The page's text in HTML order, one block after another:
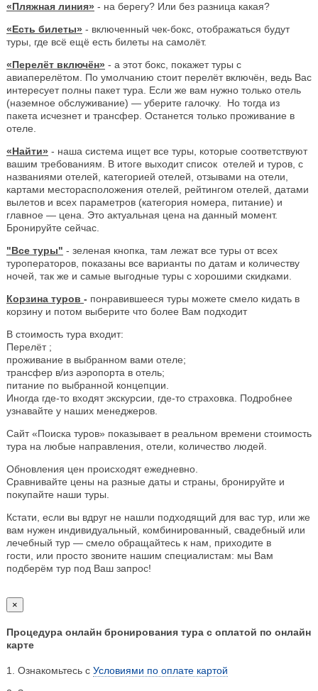
«Пляжная линия» - на берегу? Или без разница какая?
«Есть билеты» - включенный чек-бокс, отображаться будут
туры, где всё ещё есть билеты на самолёт.
«Перелёт включён» - а этот бокс, покажет туры с
авиаперелётом. По умолчанию стоит перелёт включён, ведь Вас
интересует полны пакет тура. Если же вам нужно только отель
(наземное обслуживание) — уберите галочку. Но тогда из
пакета исчезнет и трансфер. Останется только проживание в
отеле.
«Найти» - наша система ищет все туры, которые соответствуют
вашим требованиям. В итоге выходит список отелей и туров, с
названиями отелей, категорией отелей, отзывами на отели,
картами месторасположения отелей, рейтингом отелей, датами
вылетов и всех параметров (категория номера, питание) и
главное — цена. Это актуальная цена на данный момент.
Бронируйте сейчас.
"Все туры" - зеленая кнопка, там лежат все туры от всех
туроператоров, показаны все варианты по датам и количеству
ночей, так же и самые выгодные туры с хорошими скидками.
Корзина туров - понравившееся туры можете смело кидать в
корзину и потом выберите что более Вам подходит
В стоимость тура входит:
Перелёт ;
проживание в выбранном вами отеле;
трансфер в/из аэропорта в отель;
питание по выбранной концепции.
Иногда где-то входят экскурсии, где-то страховка. Подробнее
узнавайте у наших менеджеров.
Сайт «Поиска туров» показывает в реальном времени стоимость
тура на любые направления, отели, количество людей.
Обновления цен происходят ежедневно.
Сравнивайте цены на разные даты и страны, бронируйте и
покупайте наши туры.
Кстати, если вы вдруг не нашли подходящий для вас тур, или же
вам нужен индивидуальный, комбинированный, свадебный или
лечебный тур — смело обращайтесь к нам, приходите в
гости, или просто звоните нашим специалистам: мы Вам
подберём тур под Ваш запрос!
×
Процедура онлайн бронирования тура с оплатой по онлайн
карте
1. Ознакомьтесь с Условиями по оплате картой